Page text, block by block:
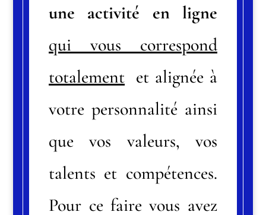
une activité en ligne
qui vous correspond
totalement et alignée à
votre personnalité ainsi
que vos valeurs, vos
talents et compétences.
Pour ce faire vous avez